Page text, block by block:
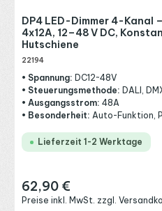
DP4 LED-Dimmer 4-Kanal
4x12A, 12–48 V DC,
Hutschiene
22194
• Spannung: DC12~48V
• Steuerungsmethode: DALI,
• Ausgangsstrom: 48A
• Besonderheit: Auto-Funktion,
Lieferzeit 1-2 Werktage
Regulärer Preis:
62,90 €
Preise inkl. MwSt. zzgl.